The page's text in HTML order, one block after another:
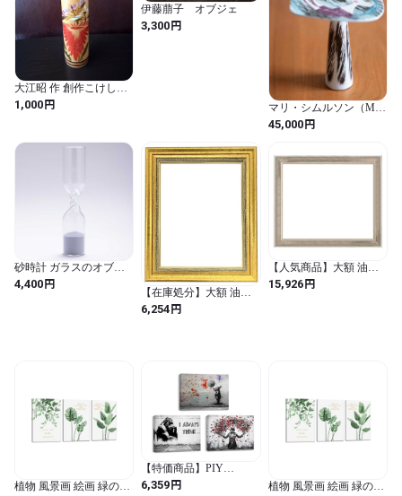
大江昭 作 創作こけし｜
素朴な表情 木製 昭和レ
トロ 工芸品 作家物
1,000円
伊藤萠子 オブジェ
3,300円
マリ・シムルソン（Mari
Simmulson）のViolettaシ
リーズ 作品NO.4193
45,000円
砂時計 ガラスのオブジ
ェ 芸術作品 100percent
100% STUDIO COHAKU
4,400円
【在庫処分】大額 油額
油彩F3 ゴールド 8164 素
材:樹脂製
6,254円
【人気商品】大額 油額
油彩F12 チャコール 8163
素材:樹脂製
15,926円
植物 風景画 絵画 緑の葉
【特価商品】PIY
PAINTING インテリア絵
画 アートパネル 白黒グ
6,359円
植物 風景画 絵画 緑の葉